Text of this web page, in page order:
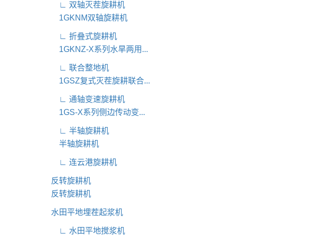
∟ 双轴灭茬旋耕机
1GKNM双轴旋耕机
∟ 折叠式旋耕机
1GKNZ-X系列水旱两用...
∟ 联合整地机
1GSZ复式灭茬旋耕联合...
∟ 通轴变速旋耕机
1GS-X系列侧边传动变...
∟ 半轴旋耕机
半轴旋耕机
∟ 连云港旋耕机
反转旋耕机
反转旋耕机
水田平地埋茬起浆机
∟ 水田平地搅浆机